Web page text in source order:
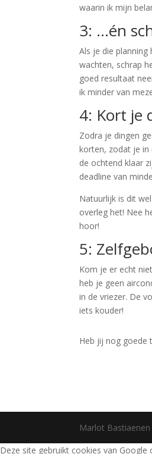
waarin ik mijn
3: …én
Als je die
wachten, schrap
goed resultaat
ik minder van
4: Kort je
Zodra je dingen
korten, zodat je in
de ochtend klaar
deadline van
Natuurlijk is dit
overleg het! Nee
hoor!
5:
Kom je er echt
heb je geen
in de vriezer. De
iets kouder!
Heb jij nog goede
Marlot
Deze site gebruikt cookies van